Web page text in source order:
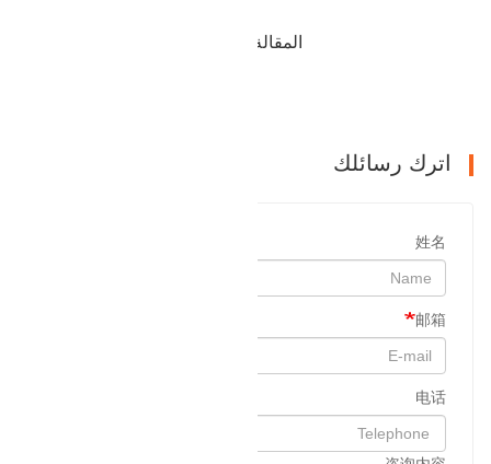
المقالة السابقة : تبيع شفة مزورة بالزيت
اترك رسائلك
姓名
邮箱
电话